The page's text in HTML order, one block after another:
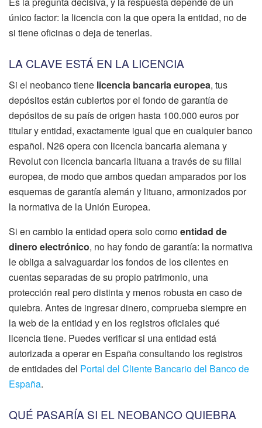
único factor: la licencia con la que opera la entidad, no de
si tiene oficinas o deja de tenerlas.
LA CLAVE ESTÁ EN LA LICENCIA
Si el neobanco tiene licencia bancaria europea, tus
depósitos están cubiertos por el fondo de garantía de
depósitos de su país de origen hasta 100.000 euros por
titular y entidad, exactamente igual que en cualquier banco
español. N26 opera con licencia bancaria alemana y
Revolut con licencia bancaria lituana a través de su filial
europea, de modo que ambos quedan amparados por los
esquemas de garantía alemán y lituano, armonizados por
la normativa de la Unión Europea.
Si en cambio la entidad opera solo comoentidad de
dinero electrónico, no hay fondo de garantía: la normativa
le obliga a salvaguardar los fondos de los clientes en
cuentas separadas de su propio patrimonio, una
protección real pero distinta y menos robusta en caso de
quiebra. Antes de ingresar dinero, comprueba siempre en
la web de la entidad y en los registros oficiales qué
licencia tiene. Puedes verificar si una entidad está
autorizada a operar en España consultando los registros
de entidades del Portal del Cliente Bancario del Banco de
España.
QUÉ PASARÍA SI EL NEOBANCO QUIEBRA